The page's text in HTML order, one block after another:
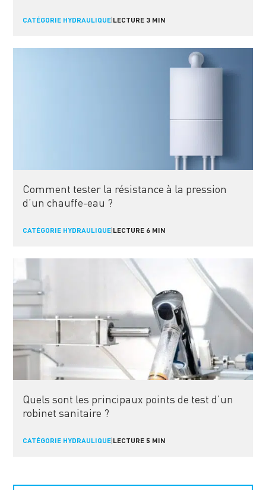
CATÉGORIE HYDRAULIQUE|LECTURE 3 MIN
Comment tester la résistance à la pression
d’un chauffe-eau ?
CATÉGORIE HYDRAULIQUE|LECTURE 6 MIN
Quels sont les principaux points de test d’un
robinet sanitaire ?
CATÉGORIE HYDRAULIQUE|LECTURE 5 MIN